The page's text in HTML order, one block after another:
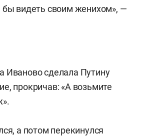
бы видеть своим женихом», —
Иваново сделала Путину
прокричав: «А возьмите
а потом перекинулся